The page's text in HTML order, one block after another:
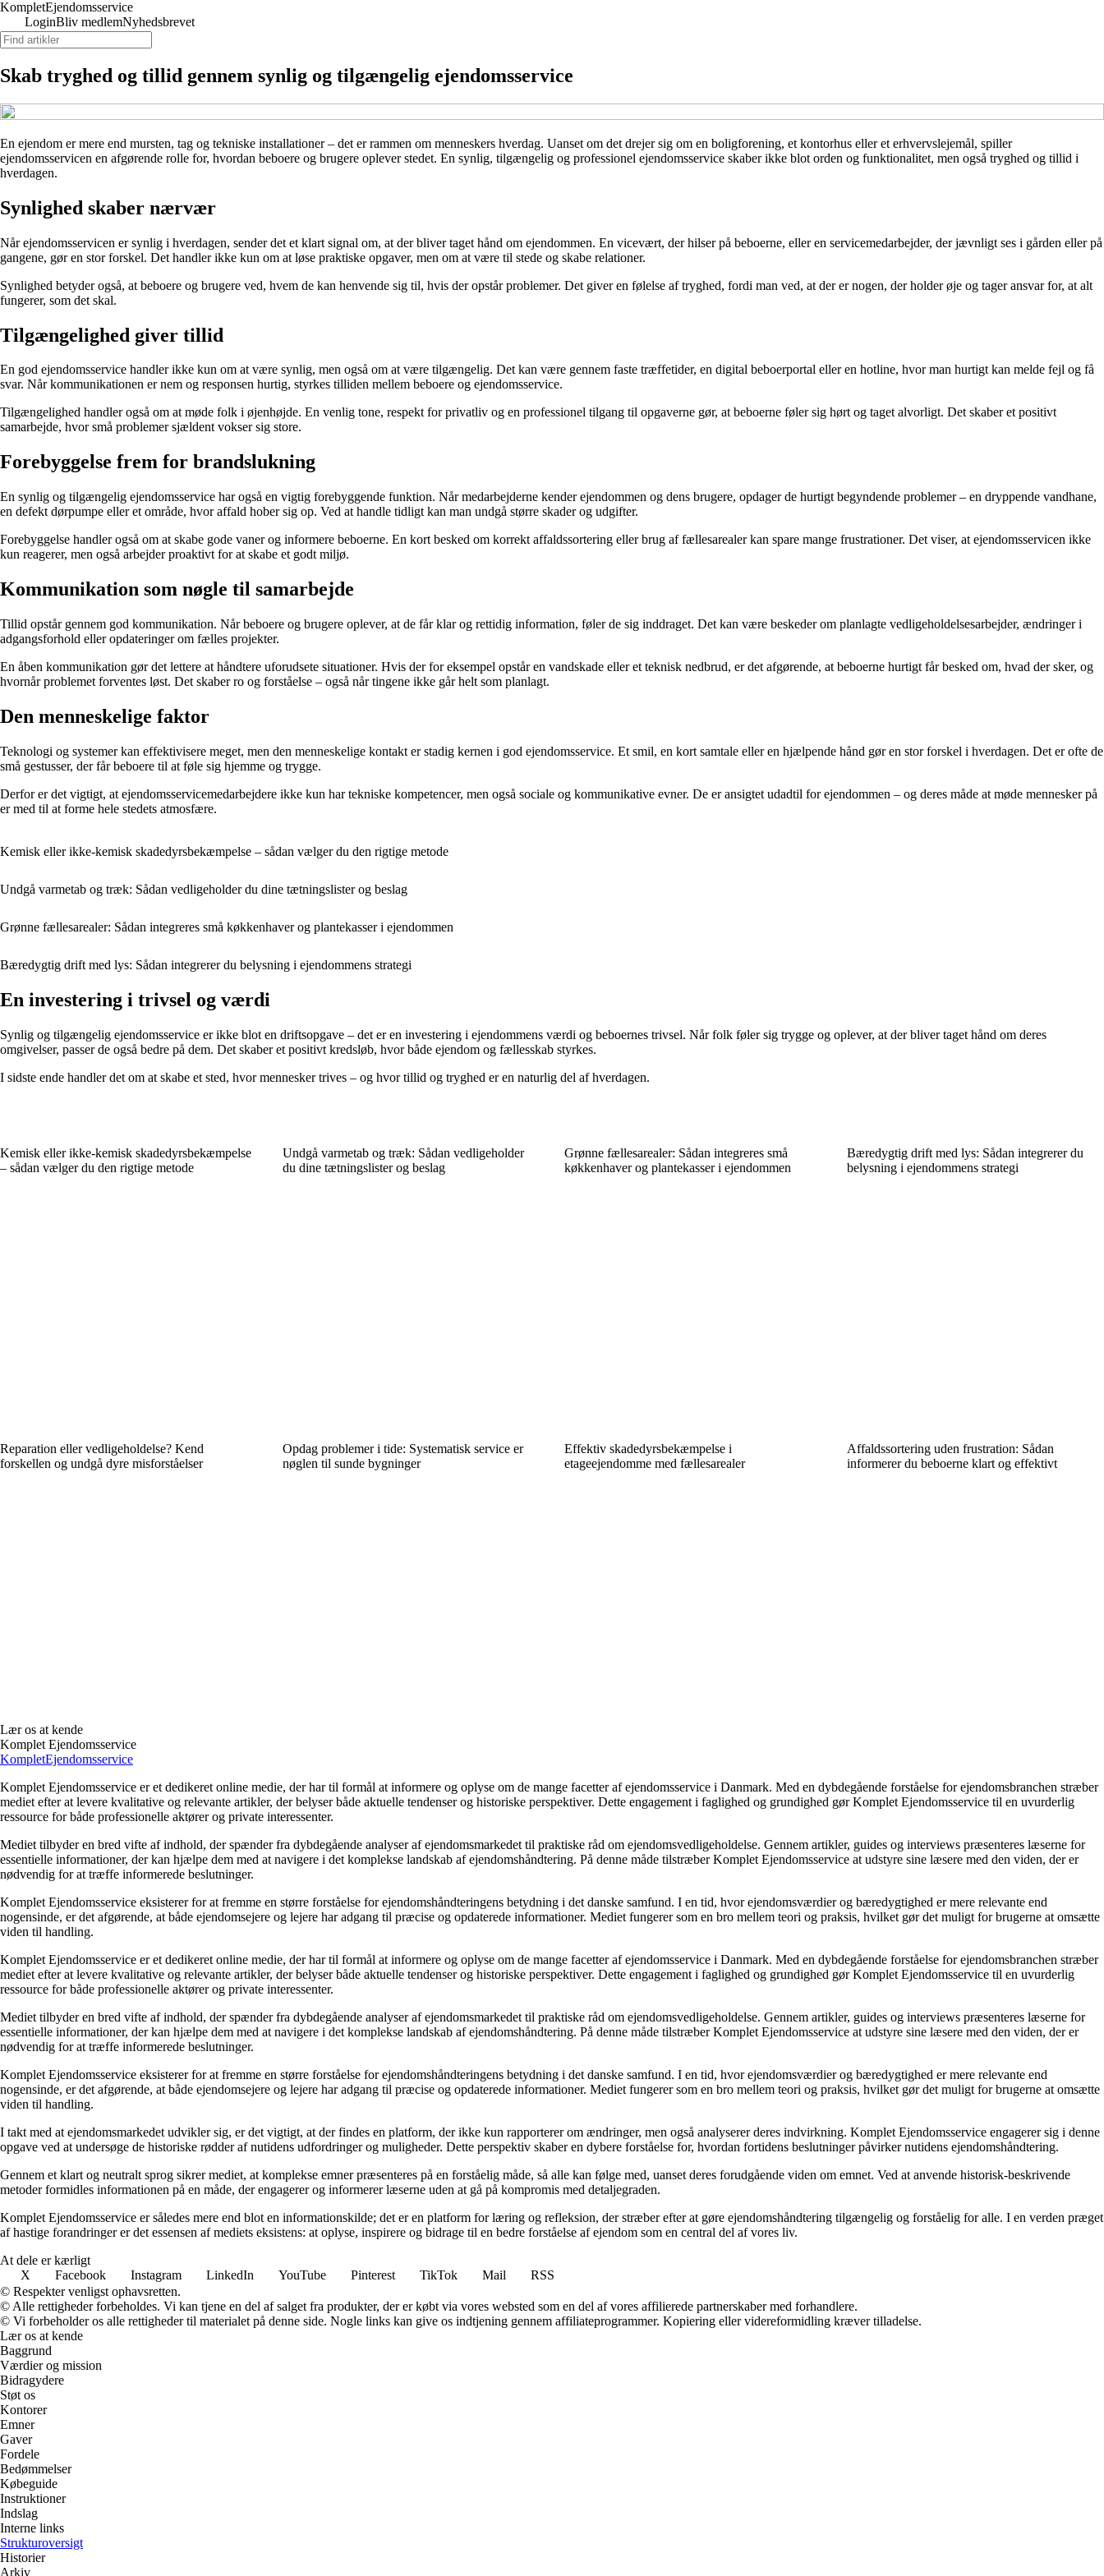
KompletEjendomsservice
LoginBliv medlemNyhedsbrevet
Skab tryghed og tillid gennem synlig og tilgængelig ejendomsservice
En ejendom er mere end mursten, tag og tekniske installationer – det er rammen om menneskers hverdag. Uanset om det drejer sig om en boligforening, et kontorhus eller et erhvervslejemål, spiller
ejendomsservicen en afgørende rolle for, hvordan beboere og brugere oplever stedet. En synlig, tilgængelig og professionel ejendomsservice skaber ikke blot orden og funktionalitet, men også tryghed og tillid i
hverdagen.
Synlighed skaber nærvær
Når ejendomsservicen er synlig i hverdagen, sender det et klart signal om, at der bliver taget hånd om ejendommen. En vicevært, der hilser på beboerne, eller en servicemedarbejder, der jævnligt ses i gården eller på
gangene, gør en stor forskel. Det handler ikke kun om at løse praktiske opgaver, men om at være til stede og skabe relationer.
Synlighed betyder også, at beboere og brugere ved, hvem de kan henvende sig til, hvis der opstår problemer. Det giver en følelse af tryghed, fordi man ved, at der er nogen, der holder øje og tager ansvar for, at alt
fungerer, som det skal.
Tilgængelighed giver tillid
En god ejendomsservice handler ikke kun om at være synlig, men også om at være tilgængelig. Det kan være gennem faste træffetider, en digital beboerportal eller en hotline, hvor man hurtigt kan melde fejl og få
svar. Når kommunikationen er nem og responsen hurtig, styrkes tilliden mellem beboere og ejendomsservice.
Tilgængelighed handler også om at møde folk i øjenhøjde. En venlig tone, respekt for privatliv og en professionel tilgang til opgaverne gør, at beboerne føler sig hørt og taget alvorligt. Det skaber et positivt
samarbejde, hvor små problemer sjældent vokser sig store.
Forebyggelse frem for brandslukning
En synlig og tilgængelig ejendomsservice har også en vigtig forebyggende funktion. Når medarbejderne kender ejendommen og dens brugere, opdager de hurtigt begyndende problemer – en dryppende vandhane,
en defekt dørpumpe eller et område, hvor affald hober sig op. Ved at handle tidligt kan man undgå større skader og udgifter.
Forebyggelse handler også om at skabe gode vaner og informere beboerne. En kort besked om korrekt affaldssortering eller brug af fællesarealer kan spare mange frustrationer. Det viser, at ejendomsservicen ikke
kun reagerer, men også arbejder proaktivt for at skabe et godt miljø.
Kommunikation som nøgle til samarbejde
Tillid opstår gennem god kommunikation. Når beboere og brugere oplever, at de får klar og rettidig information, føler de sig inddraget. Det kan være beskeder om planlagte vedligeholdelsesarbejder, ændringer i
adgangsforhold eller opdateringer om fælles projekter.
En åben kommunikation gør det lettere at håndtere uforudsete situationer. Hvis der for eksempel opstår en vandskade eller et teknisk nedbrud, er det afgørende, at beboerne hurtigt får besked om, hvad der sker, og
hvornår problemet forventes løst. Det skaber ro og forståelse – også når tingene ikke går helt som planlagt.
Den menneskelige faktor
Teknologi og systemer kan effektivisere meget, men den menneskelige kontakt er stadig kernen i god ejendomsservice. Et smil, en kort samtale eller en hjælpende hånd gør en stor forskel i hverdagen. Det er ofte de
små gestusser, der får beboere til at føle sig hjemme og trygge.
Derfor er det vigtigt, at ejendomsservicemedarbejdere ikke kun har tekniske kompetencer, men også sociale og kommunikative evner. De er ansigtet udadtil for ejendommen – og deres måde at møde mennesker på
er med til at forme hele stedets atmosfære.
Kemisk eller ikke-kemisk skadedyrsbekæmpelse – sådan vælger du den rigtige metode
Undgå varmetab og træk: Sådan vedligeholder du dine tætningslister og beslag
Grønne fællesarealer: Sådan integreres små køkkenhaver og plantekasser i ejendommen
Bæredygtig drift med lys: Sådan integrerer du belysning i ejendommens strategi
En investering i trivsel og værdi
Synlig og tilgængelig ejendomsservice er ikke blot en driftsopgave – det er en investering i ejendommens værdi og beboernes trivsel. Når folk føler sig trygge og oplever, at der bliver taget hånd om deres
omgivelser, passer de også bedre på dem. Det skaber et positivt kredsløb, hvor både ejendom og fællesskab styrkes.
I sidste ende handler det om at skabe et sted, hvor mennesker trives – og hvor tillid og tryghed er en naturlig del af hverdagen.
Kemisk eller ikke-kemisk skadedyrsbekæmpelse
– sådan vælger du den rigtige metode
Undgå varmetab og træk: Sådan vedligeholder
du dine tætningslister og beslag
Grønne fællesarealer: Sådan integreres små
køkkenhaver og plantekasser i ejendommen
Bæredygtig drift med lys: Sådan integrerer du
belysning i ejendommens strategi
Reparation eller vedligeholdelse? Kend
forskellen og undgå dyre misforståelser
Opdag problemer i tide: Systematisk service er
nøglen til sunde bygninger
Effektiv skadedyrsbekæmpelse i
etageejendomme med fællesarealer
Affaldssortering uden frustration: Sådan
informerer du beboerne klart og effektivt
Lær os at kende
Komplet Ejendomsservice
KompletEjendomsservice
Komplet Ejendomsservice er et dedikeret online medie, der har til formål at informere og oplyse om de mange facetter af ejendomsservice i Danmark. Med en dybdegående forståelse for ejendomsbranchen stræber
mediet efter at levere kvalitative og relevante artikler, der belyser både aktuelle tendenser og historiske perspektiver. Dette engagement i faglighed og grundighed gør Komplet Ejendomsservice til en uvurderlig
ressource for både professionelle aktører og private interessenter.
Mediet tilbyder en bred vifte af indhold, der spænder fra dybdegående analyser af ejendomsmarkedet til praktiske råd om ejendomsvedligeholdelse. Gennem artikler, guides og interviews præsenteres læserne for
essentielle informationer, der kan hjælpe dem med at navigere i det komplekse landskab af ejendomshåndtering. På denne måde tilstræber Komplet Ejendomsservice at udstyre sine læsere med den viden, der er
nødvendig for at træffe informerede beslutninger.
Komplet Ejendomsservice eksisterer for at fremme en større forståelse for ejendomshåndteringens betydning i det danske samfund. I en tid, hvor ejendomsværdier og bæredygtighed er mere relevante end
nogensinde, er det afgørende, at både ejendomsejere og lejere har adgang til præcise og opdaterede informationer. Mediet fungerer som en bro mellem teori og praksis, hvilket gør det muligt for brugerne at omsætte
viden til handling.
Komplet Ejendomsservice er et dedikeret online medie, der har til formål at informere og oplyse om de mange facetter af ejendomsservice i Danmark. Med en dybdegående forståelse for ejendomsbranchen stræber
mediet efter at levere kvalitative og relevante artikler, der belyser både aktuelle tendenser og historiske perspektiver. Dette engagement i faglighed og grundighed gør Komplet Ejendomsservice til en uvurderlig
ressource for både professionelle aktører og private interessenter.
Mediet tilbyder en bred vifte af indhold, der spænder fra dybdegående analyser af ejendomsmarkedet til praktiske råd om ejendomsvedligeholdelse. Gennem artikler, guides og interviews præsenteres læserne for
essentielle informationer, der kan hjælpe dem med at navigere i det komplekse landskab af ejendomshåndtering. På denne måde tilstræber Komplet Ejendomsservice at udstyre sine læsere med den viden, der er
nødvendig for at træffe informerede beslutninger.
Komplet Ejendomsservice eksisterer for at fremme en større forståelse for ejendomshåndteringens betydning i det danske samfund. I en tid, hvor ejendomsværdier og bæredygtighed er mere relevante end
nogensinde, er det afgørende, at både ejendomsejere og lejere har adgang til præcise og opdaterede informationer. Mediet fungerer som en bro mellem teori og praksis, hvilket gør det muligt for brugerne at omsætte
viden til handling.
I takt med at ejendomsmarkedet udvikler sig, er det vigtigt, at der findes en platform, der ikke kun rapporterer om ændringer, men også analyserer deres indvirkning. Komplet Ejendomsservice engagerer sig i denne
opgave ved at undersøge de historiske rødder af nutidens udfordringer og muligheder. Dette perspektiv skaber en dybere forståelse for, hvordan fortidens beslutninger påvirker nutidens ejendomshåndtering.
Gennem et klart og neutralt sprog sikrer mediet, at komplekse emner præsenteres på en forståelig måde, så alle kan følge med, uanset deres forudgående viden om emnet. Ved at anvende historisk-beskrivende
metoder formidles informationen på en måde, der engagerer og informerer læserne uden at gå på kompromis med detaljegraden.
Komplet Ejendomsservice er således mere end blot en informationskilde; det er en platform for læring og refleksion, der stræber efter at gøre ejendomshåndtering tilgængelig og forståelig for alle. I en verden præget
af hastige forandringer er det essensen af mediets eksistens: at oplyse, inspirere og bidrage til en bedre forståelse af ejendom som en central del af vores liv.
At dele er kærligt
X
Facebook Instagram LinkedIn YouTube Pinterest TikTok Mail
RSS
© Respekter venligst ophavsretten.
© Alle rettigheder forbeholdes. Vi kan tjene en del af salget fra produkter, der er købt via vores websted som en del af vores affilierede partnerskaber med forhandlere.
© Vi forbeholder os alle rettigheder til materialet på denne side. Nogle links kan give os indtjening gennem affiliateprogrammer. Kopiering eller videreformidling kræver tilladelse.
Lær os at kende
Baggrund
Værdier og mission
Bidragydere
Støt os
Kontorer
Emner
Gaver
Fordele
Bedømmelser
Købeguide
Instruktioner
Indslag
Interne links
Strukturoversigt
Historier
Arkiv